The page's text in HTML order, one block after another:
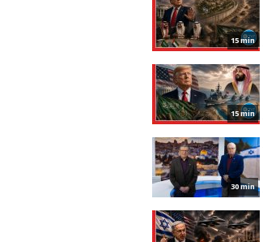
15 min
15 min
30 min